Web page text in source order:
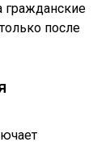
гражданские
после